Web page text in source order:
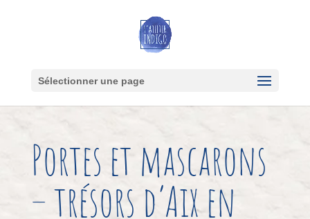
Sélectionner une page
Portes et mascarons
– trésors d’Aix en